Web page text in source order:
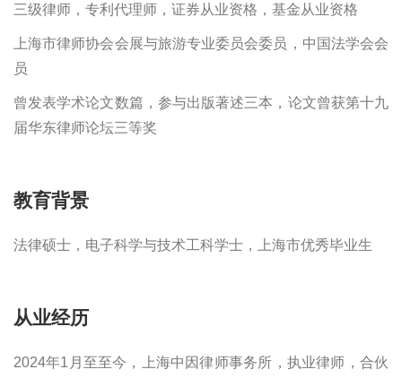
三级律师，专利代理师，证券从业资格，基金从业资格
上海市律师协会会展与旅游专业委员会委员，中国法学会会
员
曾发表学术论文数篇，参与出版著述三本，论文曾获第十九
届华东律师论坛三等奖
教育背景
法律硕士，电子科学与技术工科学士，上海市优秀毕业生
从业经历
2024年1月至至今，上海中因律师事务所，执业律师，合伙